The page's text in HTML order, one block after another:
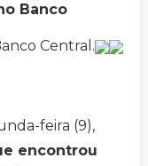
Banco
Central.
feira (9),
encontrou